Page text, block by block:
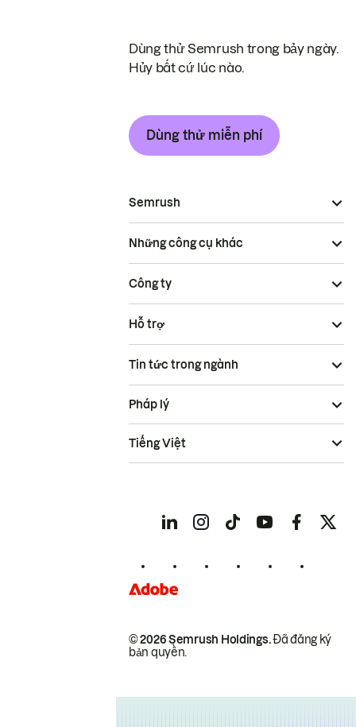
Dùng thử Semrush trong bảy ngày.
Hủy bất cứ lúc nào.
Dùng thử miễn phí
Semrush
Những công cụ khác
Công ty
Hỗ trợ
Tin tức trong ngành
© 2026 Semrush Holdings.Đã đăng ký
bản quyền.
Pháp lý
Tiếng Việt